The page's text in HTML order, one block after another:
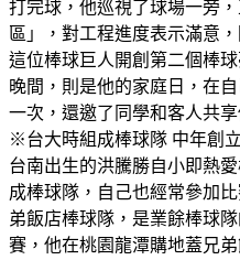
打完球，他巡視了球場一旁
區」，對工程進度表示滿意
這位棒球巨人開創第二個棒球
晚間，則是他的家庭日，在
一次，還邀了同學和客人共享
※台大時組成棒球隊 中年創
台南出生的洪騰勝自小即熱
成棒球隊，自己也經常參加
弟飯店棒球隊，是業餘棒球
賽，他在桃園龍潭購地蓋兄弟